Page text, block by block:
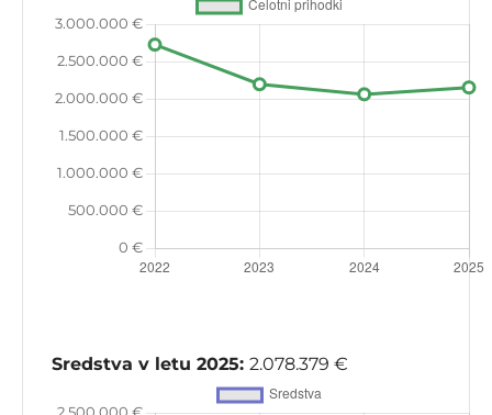
Sredstva v letu 2025: 2.078.379 €